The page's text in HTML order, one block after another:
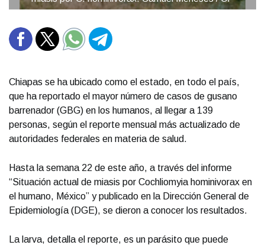
Chiapas se ha ubicado como el estado, en todo el país,
que ha reportado el mayor número de casos de gusano
barrenador (GBG) en los humanos, al llegar a 139
personas, según el reporte mensual más actualizado de
autoridades federales en materia de salud.
Hasta la semana 22 de este año, a través del informe
“Situación actual de miasis por Cochliomyia hominivorax en
el humano, México” y publicado en la Dirección General de
Epidemiología (DGE), se dieron a conocer los resultados.
La larva, detalla el reporte, es un parásito que puede